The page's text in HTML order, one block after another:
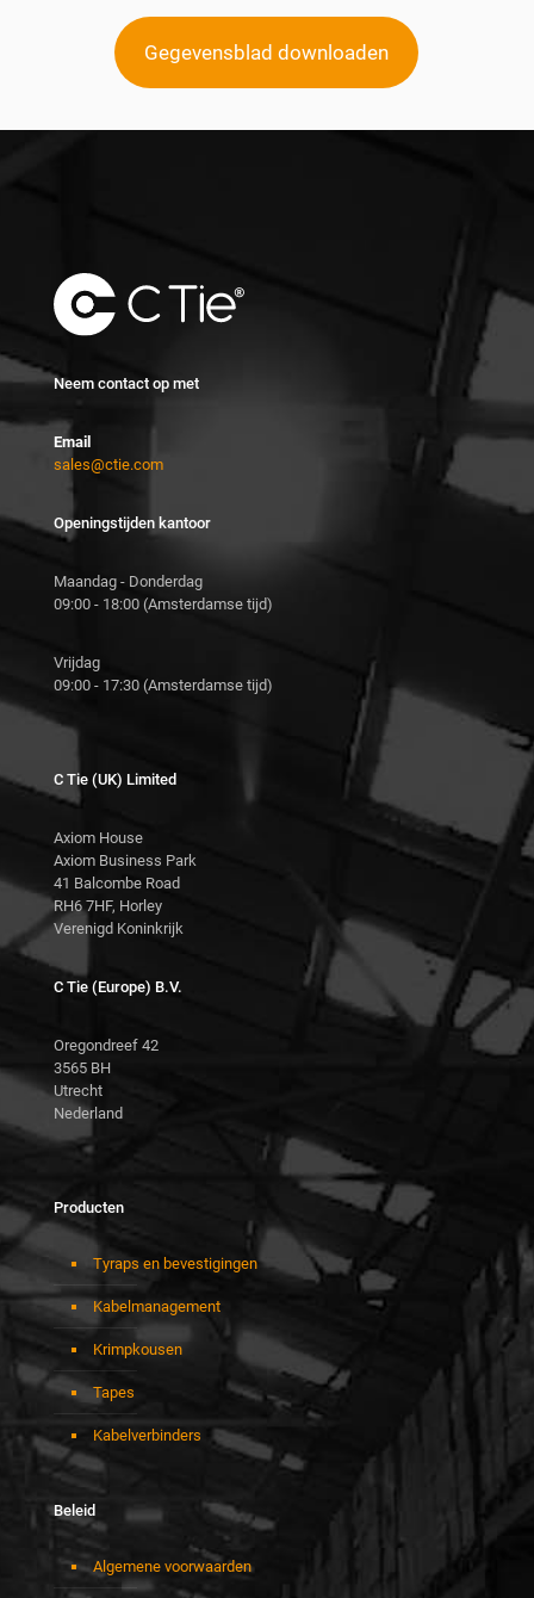
Gegevensblad downloaden
Neem contact op met
Email
sales@ctie.com
Openingstijden kantoor
Maandag - Donderdag
09:00 - 18:00 (Amsterdamse tijd)
Vrijdag
09:00 - 17:30 (Amsterdamse tijd)
C Tie (UK) Limited
Axiom House
Axiom Business Park
41 Balcombe Road
RH6 7HF, Horley
Verenigd Koninkrijk
C Tie (Europe) B.V.
Oregondreef 42
3565 BH
Utrecht
Nederland
Producten
Tyraps en bevestigingen
Kabelmanagement
Krimpkousen
Tapes
Kabelverbinders
Beleid
Algemene voorwaarden